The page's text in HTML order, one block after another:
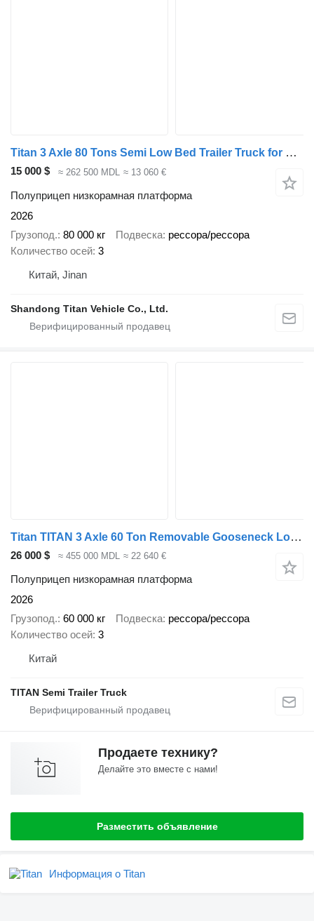
Titan 3 Axle 80 Tons Semi Low Bed Trailer Truck for Sale in Nigeria
15 000 $ ≈ 262 500 MDL ≈ 13 060 €
Полуприцеп низкорамная платформа
2026
Грузопод. 80 000 кг Подвеска рессора/рессора
Количество осей 3
Китай, Jinan
Shandong Titan Vehicle Co., Ltd.
Titan TITAN 3 Axle 60 Ton Removable Gooseneck Lowboy Trailer for Sale
26 000 $ ≈ 455 000 MDL ≈ 22 640 €
Полуприцеп низкорамная платформа
2026
Грузопод. 60 000 кг Подвеска рессора/рессора
Количество осей 3
Китай
TITAN Semi Trailer Truck
Продаете технику?
Делайте это вместе с нами!
Разместить объявление
Информация о Titan